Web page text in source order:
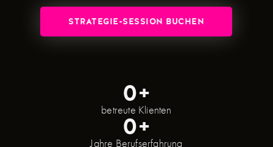
STRATEGIE-SESSION BUCHEN
betreute Klienten
0+
Jahre Berufserfahrung
0+